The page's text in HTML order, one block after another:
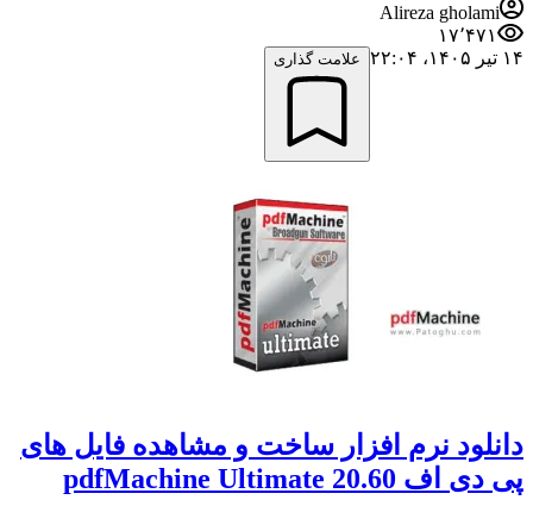
Alireza gholami
۱۷٬۴۷۱
۱۴ تیر ۱۴۰۵،‏ ۲۲:۰۴
علامت گذاری
دانلود نرم افزار ساخت و مشاهده فایل های
پی دی اف pdfMachine Ultimate 20.60